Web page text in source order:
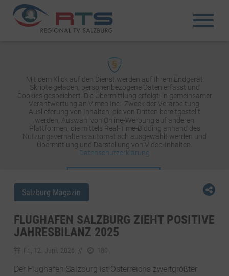
Mit dem Klick auf den Dienst werden auf Ihrem Endgerät
Skripte geladen, personenbezogene Daten erfasst und
Cookies gespeichert. Die Übermittlung erfolgt: in gemeinsamer
Verantwortung an Vimeo Inc.. Zweck der Verarbeitung:
Auslieferung von Inhalten, die von Dritten bereitgestellt
werden, Auswahl von Online-Werbung auf anderen
Plattformen, die mittels Real-Time-Bidding anhand des
Nutzungsverhaltens automatisch ausgewählt werden und
Übermittlung und Darstellung von Video-Inhalten.
Datenschutzerklärung
Salzburg Magazin
FLUGHAFEN SALZBURG ZIEHT POSITIVE
JAHRESBILANZ 2025
Fr., 12. Juni. 2026 180
Der Flughafen Salzburg ist Österreichs zweitgrößter